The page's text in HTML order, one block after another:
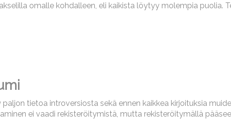
omalle kohdalleen, eli kaikista löytyy molempia
tietoa introversiosta sekä ennen kaikkea kirjoituksia
ei vaadi rekisteröitymistä, mutta rekisteröitymällä